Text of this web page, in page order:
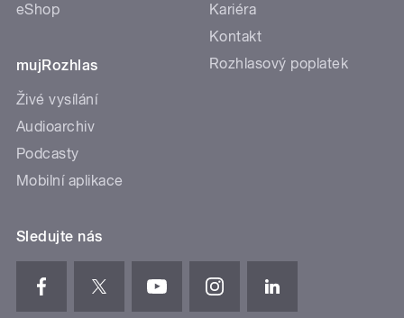
eShop
mujRozhlas
Živé vysílání
Audioarchiv
Podcasty
Mobilní aplikace
Kariéra
Kontakt
Rozhlasový poplatek
Sledujte nás